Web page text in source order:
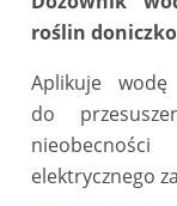
roślin
Aplikuje wodę
do
elektrycznego